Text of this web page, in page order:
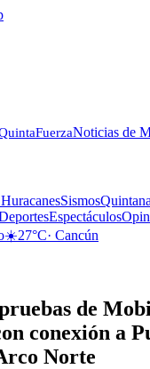
FuerzaNoticias de
SismosQuintana
Espectáculos
☀️27°C· Cancún
de
conexión a
Norte